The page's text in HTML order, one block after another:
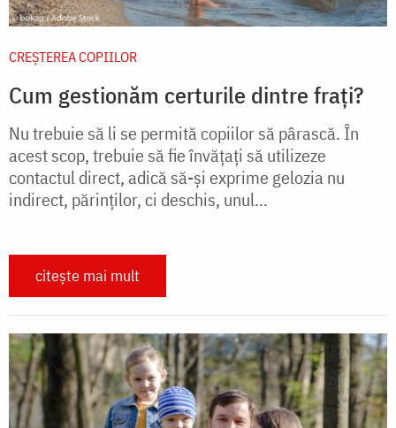
CREŞTEREA COPIILOR
Cum gestionăm certurile dintre frați?
Nu trebuie să li se permită copiilor să pârască. În
acest scop, trebuie să fie învăţaţi să utilizeze
contactul direct, adică să-şi exprime gelozia nu
indirect, părinţilor, ci deschis, unul...
citește mai mult